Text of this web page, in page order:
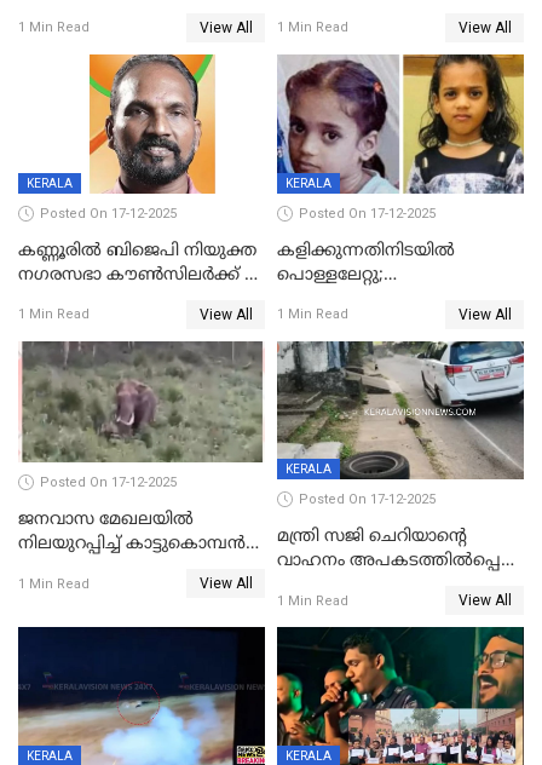
1 Min Read View All
കണ്ടോത്ത് ദേശീയ പാതയിൽ
1 Min Read View All
KERALA
Posted On 17-12-2025
കണ്ണൂരിൽ ബിജെപി നിയുക്ത
നഗരസഭാ കൗൺസിലർക്ക് 36
1 Min Read View All
KERALA
Posted On 17-12-2025
കളിക്കുന്നതിനിടയിൽ
പൊള്ളലേറ്റു;
ക്ലാസ് വിദ്യാർത്ഥിനി മരിച്ചു
1 Min Read View All
Posted On 17-12-2025
ജനവാസ മേഖലയില്‍
നിലയുറപ്പിച്ച് കാട്ടുകൊമ്പന്‍
1 Min Read View All
KERALA
Posted On 17-12-2025
മന്ത്രി സജി ചെറിയാന്റെ
വാഹനം അപകടത്തിൽപ്പെട്ടു;
രക്ഷപ്പെട്ടത് തലനാരിടയ്ക്ക്
1 Min Read View All
KERALA KERALA